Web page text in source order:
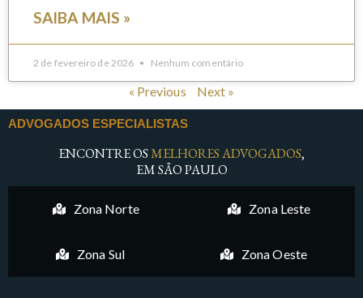
SAIBA MAIS »
2 de fevereiro de 2026 Nenhum comentário
« Previous Next »
ADVOGADOS ESPECIALISTAS
ENCONTRE OSMELHORES ADVOGADOS,
EM SÃO PAULO
Zona Norte Zona Leste
Zona Sul Zona Oeste